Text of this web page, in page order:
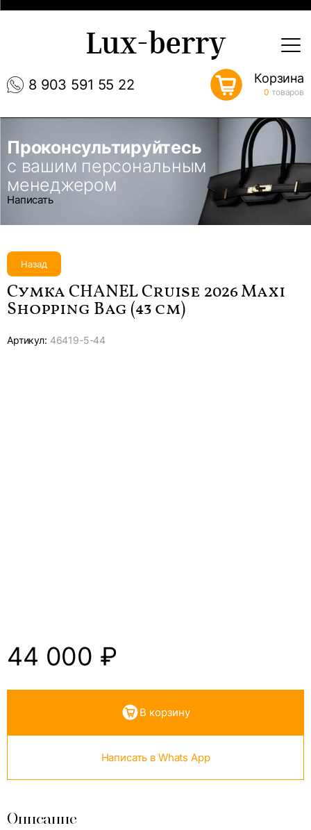
8 903 591 55 22
Lux-berry
Корзина
0 товаров
Проконсультируйтесь
с вашим персональным
менеджером
Написать
Назад
Сумка CHANEL Cruise 2026 Maxi
Shopping Bag (43 см)
Артикул: 46419-5-44
44 000 ₽
В корзину
Написать в Whats App
Описание